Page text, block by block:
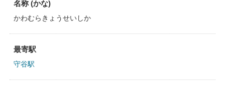
名称 (かな)
かわむらきょうせいしか
最寄駅
守谷駅